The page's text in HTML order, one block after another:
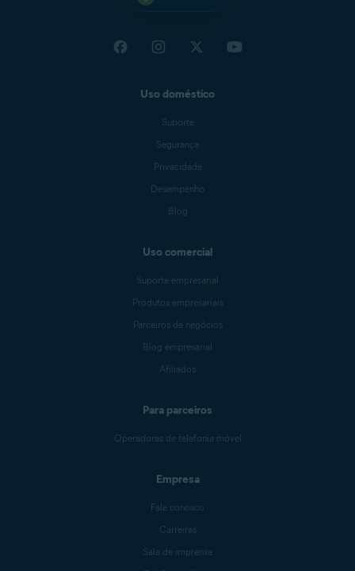
Uso doméstico
Suporte
Segurança
Privacidade
Desempenho
Blog
Uso comercial
Suporte empresarial
Produtos empresariais
Parceiros de negócios
Blog empresarial
Afiliados
Para parceiros
Operadoras de telefonia móvel
Empresa
Fale conosco
Carreiras
Sala de imprensa